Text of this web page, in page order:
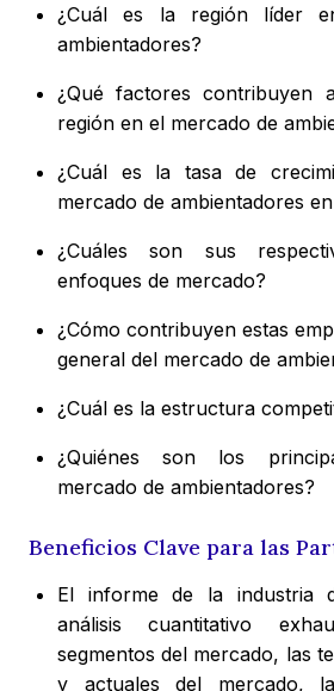
¿Cuál es la región líder
ambientadores?
¿Qué factores contribuyen
región en el mercado de
¿Cuál es la tasa de
mercado de ambientadores
¿Cuáles son sus
enfoques de mercado?
¿Cómo contribuyen estas
general del mercado de
¿Cuál es la estructura
¿Quiénes son los
mercado de ambientadores?
Beneficios Clave para las
El informe de la industria
análisis cuantitativo
segmentos del mercado, las
y actuales del mercado,